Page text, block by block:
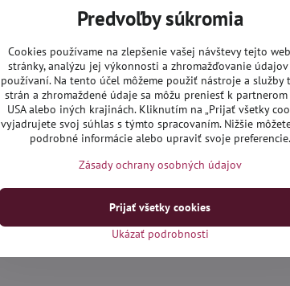
Predvoľby súkromia
Cookies používame na zlepšenie vašej návštevy tejto
stránky, analýzu jej výkonnosti a zhromažďovanie
používaní. Na tento účel môžeme použiť nástroje a služby
strán a zhromaždené údaje sa môžu preniesť k partnerom
USA alebo iných krajinách. Kliknutím na „Prijať všetky
vyjadrujete svoj súhlas s týmto spracovaním. Nižšie
podrobné informácie alebo upraviť svoje preferencie.
Zásady ochrany osobných údajov
Ukázať podrobnosti
Prijať všetky cookies